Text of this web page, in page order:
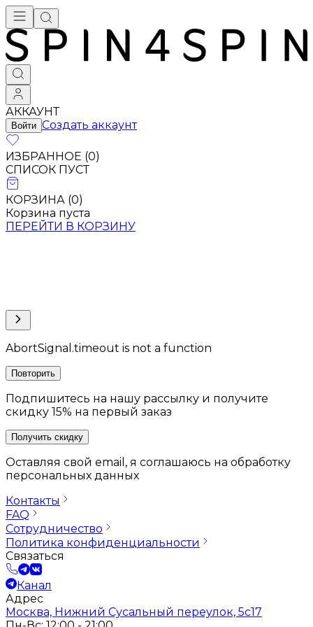
АККАУНТ
Войти Создать аккаунт
ИЗБРАННОЕ (0)
СПИСОК ПУСТ
КОРЗИНА (0)
Корзина пуста
ПЕРЕЙТИ В КОРЗИНУ
AbortSignal.timeout is not a function
Повторить
Подпишитесь на нашу рассылку и получите
скидку 15% на первый заказ
Получить скидку
Оставляя свой email, я соглашаюсь на обработку
персональных данных
Контакты
FAQ
Сотрудничество
Политика конфиденциальности
Связаться
Канал
Адрес
Москва, Нижний Сусальный переулок, 5с17